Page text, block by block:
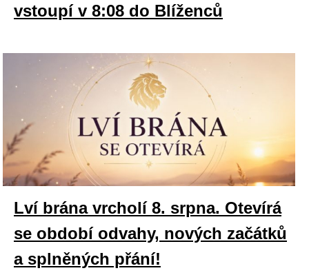
vstoupí v 8:08 do Blíženců
Lví brána vrcholí 8. srpna. Otevírá
se období odvahy, nových začátků
a splněných přání!